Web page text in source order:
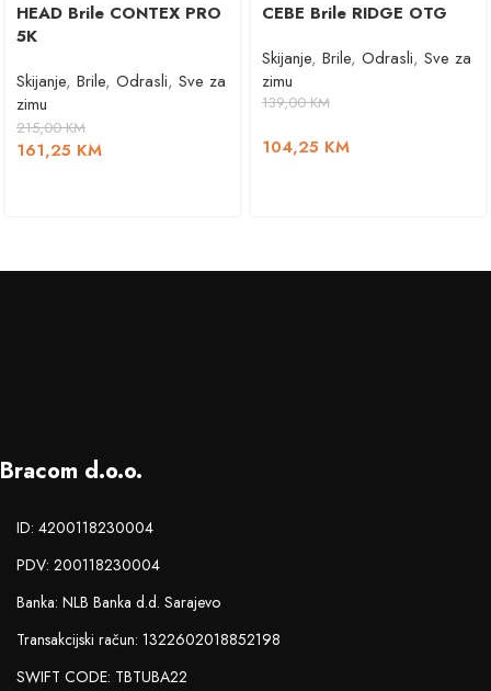
HEAD Brile CONTEX PRO
5K
Skijanje, Brile, Odrasli, Sve za
zimu
215,00KM
161,25 KM
CEBE Brile RIDGE OTG
Skijanje, Brile, Odrasli, Sve za
zimu
139,00KM
104,25 KM
Bracom d.o.o.
ID: 4200118230004
PDV: 200118230004
Banka: NLB Banka d.d. Sarajevo
Transakcijski račun: 1322602018852198
SWIFT CODE: TBTUBA22